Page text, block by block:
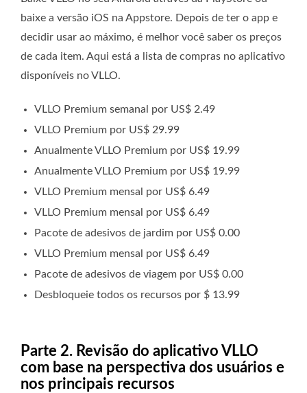
baixe a versão iOS na Appstore. Depois de ter o app e
decidir usar ao máximo, é melhor você saber os preços
de cada item. Aqui está a lista de compras no aplicativo
disponíveis no VLLO.
VLLO Premium semanal por US$ 2.49
VLLO Premium por US$ 29.99
Anualmente VLLO Premium por US$ 19.99
Anualmente VLLO Premium por US$ 19.99
VLLO Premium mensal por US$ 6.49
VLLO Premium mensal por US$ 6.49
Pacote de adesivos de jardim por US$ 0.00
VLLO Premium mensal por US$ 6.49
Pacote de adesivos de viagem por US$ 0.00
Desbloqueie todos os recursos por $ 13.99
Parte 2. Revisão do aplicativo VLLO
com base na perspectiva dos usuários e
nos principais recursos